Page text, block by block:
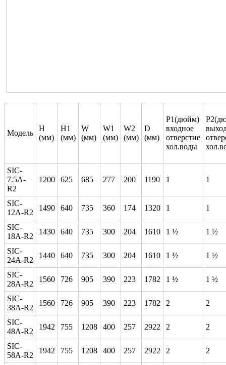
Модель
Н
(мм)
Н1
(мм)
W
(мм)
W1
(мм)
W2
(мм)
D
(мм)
Р1(дюйм)
входное
отверстие
хол.воды
SIC-
7.5A-
R2
1200 625 685 277 200 1190 1 1
SIC-
12A-R2
1490 640 735 360 174 1320 1 1
SIC-
18A-R2
1430 640 735 300 204 1610 1 ½ 1 ½
SIC-
24A-R2
1440 640 735 300 204 1610 1 ½ 1 ½
SIC-
28A-R2
1560 726 905 390 223 1782 1 ½ 1 ½
SIC-
38A-R2
1560 726 905 390 223 1782 2 2
SIC-
48A-R2
1942 755 1208 400 257 2922 2 2
SIC-
58A-R2
1942 755 1208 400 257 2922 2 2